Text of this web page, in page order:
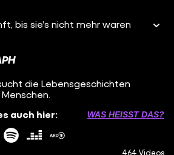
bis sie’s nicht mehr waren
die Lebensgeschichten
auch hier:
WAS HEISST DAS?
464 Videos